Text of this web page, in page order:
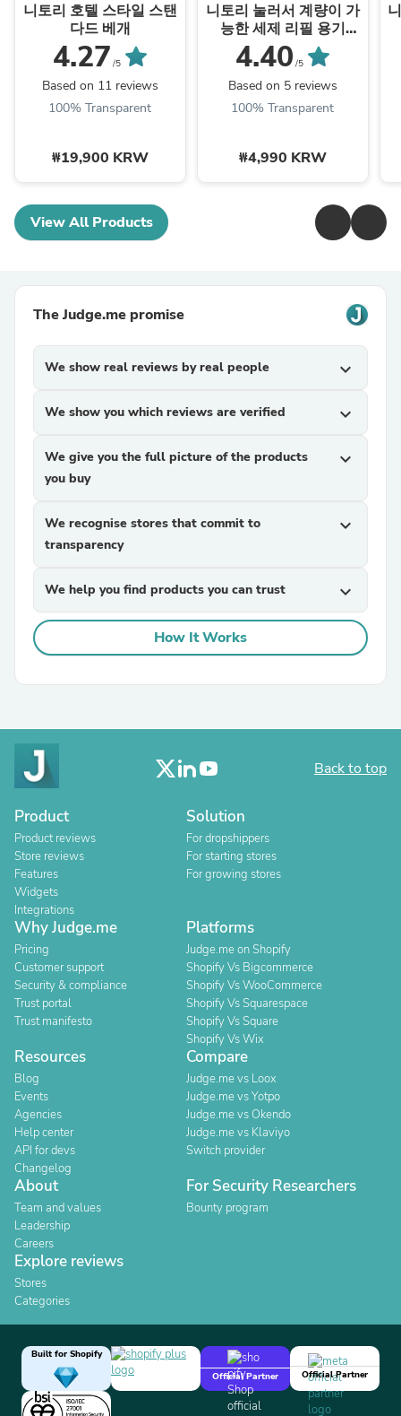
니토리 호텔 스타일 스탠
다드 베개
4.27 /5
Based on 11 reviews
100% Transparent
₩19,900 KRW
니토리 눌러서 계량이 가
능한 세제 리필 용기
(600㎖)
4.40 /5
Based on 5 reviews
100% Transparent
₩4,990 KRW
View All Products
The Judge.me promise
We show real reviews by real people expand_more
We show you which reviews are verified expand_more
We give you the full picture of the products
you buy
expand_more
We recognise stores that commit to
transparency
expand_more
We help you find products you can trust expand_more
How It Works
Back to top
Product
Product reviews
Store reviews
Features
Widgets
Integrations
Solution
For dropshippers
For starting stores
For growing stores
Why Judge.me
Pricing
Customer support
Security & compliance
Trust portal
Trust manifesto
Platforms
Judge.me on Shopify
Shopify Vs Bigcommerce
Shopify Vs WooCommerce
Shopify Vs Squarespace
Shopify Vs Square
Shopify Vs Wix
Resources
Blog
Events
Agencies
Help center
API for devs
Changelog
Compare
Judge.me vs Loox
Judge.me vs Yotpo
Judge.me vs Okendo
Judge.me vs Klaviyo
Switch provider
About
Team and values
Leadership
Careers
For Security Researchers
Bounty program
Explore reviews
Stores
Categories
Built for Shopify
Official Partner
Official Partner